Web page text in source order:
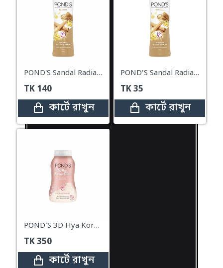
POND'S Sandal Radiance Talc Natural Sunscreen Powder – 100g
TK 140
কার্টে রাখুন
POND’S Sandal Radiance Talcum Powder – 19g
TK35
কার্টে রাখুন
POND’S 3D Hya Korean Glow Translucent Powder – 50gm
TK350
কার্টে রাখুন